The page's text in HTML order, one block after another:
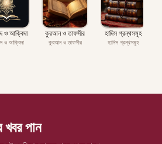
ও আক্বিদা
ও আক্বিদা
কুরআন ও তাফসীর
কুরআন ও তাফসীর
হাদিস গ্রন্থসমূহ
হাদিস গ্রন্থসমূহ
পান